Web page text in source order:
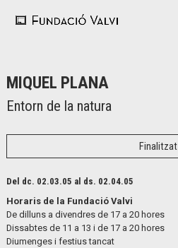
MIQUEL PLANA
Entorn de la natura
Finalitzat
Del dc. 02.03.05 al ds. 02.04.05
Horaris de la Fundació Valvi
De dilluns a divendres de 17 a 20 hores
Dissabtes de 11 a 13 i de 17 a 20 hores
Diumenges i festius tancat